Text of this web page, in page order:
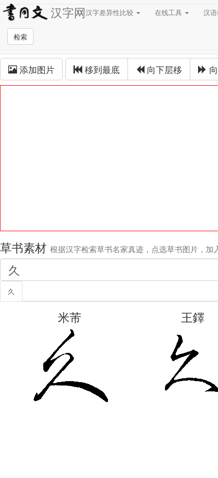
汉字网汉字差异性比较 在线工具 汉
检索
草书在线
添加图片 移到最底 向下层移
草书素材 根据汉字检索草书名家真迹，点选草书图片，加
久
米芾 王鐸